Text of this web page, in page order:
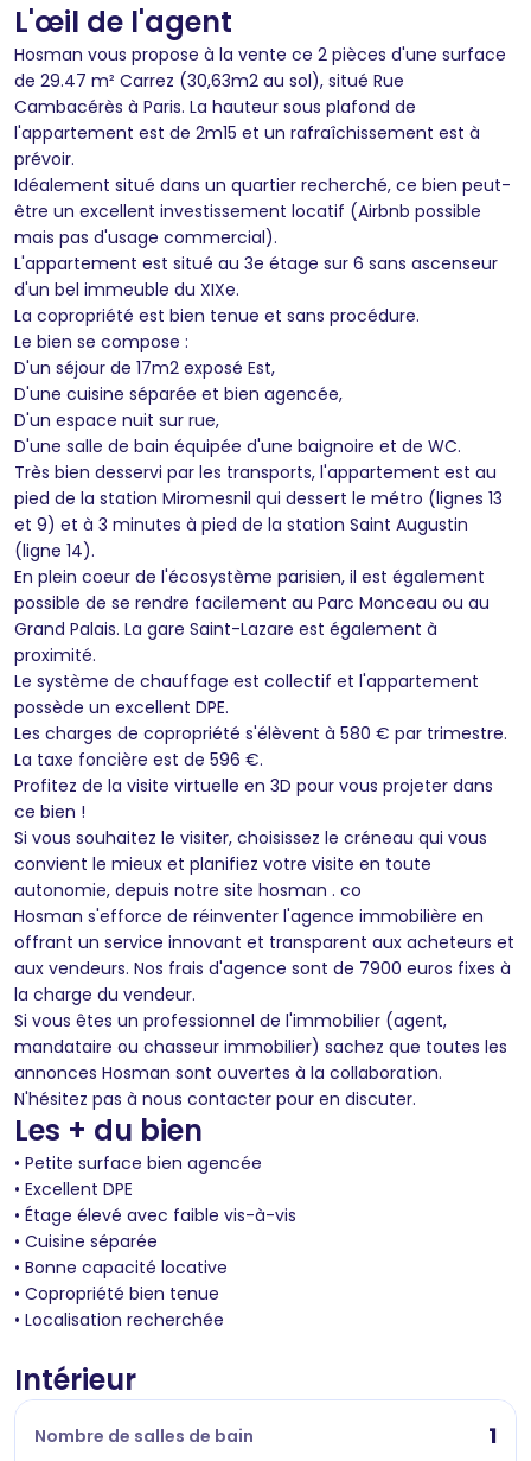
L'œil de l'agent
Hosman vous propose à la vente ce 2 pièces d'une surface
de 29.47 m² Carrez (30,63m2 au sol), situé Rue
Cambacérès à Paris. La hauteur sous plafond de
l'appartement est de 2m15 et un rafraîchissement est à
prévoir.
Idéalement situé dans un quartier recherché, ce bien peut-
être un excellent investissement locatif (Airbnb possible
mais pas d'usage commercial).
L'appartement est situé au 3e étage sur 6 sans ascenseur
d'un bel immeuble du XIXe.
La copropriété est bien tenue et sans procédure.
Le bien se compose :
D'un séjour de 17m2 exposé Est,
D'une cuisine séparée et bien agencée,
D'un espace nuit sur rue,
D'une salle de bain équipée d'une baignoire et de WC.
Très bien desservi par les transports, l'appartement est au
pied de la station Miromesnil qui dessert le métro (lignes 13
et 9) et à 3 minutes à pied de la station Saint Augustin
(ligne 14).
En plein coeur de l'écosystème parisien, il est également
possible de se rendre facilement au Parc Monceau ou au
Grand Palais. La gare Saint-Lazare est également à
proximité.
Le système de chauffage est collectif et l'appartement
possède un excellent DPE.
Les charges de copropriété s'élèvent à 580 € par trimestre.
La taxe foncière est de 596 €.
Profitez de la visite virtuelle en 3D pour vous projeter dans
ce bien !
Si vous souhaitez le visiter, choisissez le créneau qui vous
convient le mieux et planifiez votre visite en toute
autonomie, depuis notre site hosman . co
Hosman s'efforce de réinventer l'agence immobilière en
offrant un service innovant et transparent aux acheteurs et
aux vendeurs. Nos frais d'agence sont de 7900 euros fixes à
la charge du vendeur.
Si vous êtes un professionnel de l'immobilier (agent,
mandataire ou chasseur immobilier) sachez que toutes les
annonces Hosman sont ouvertes à la collaboration.
N'hésitez pas à nous contacter pour en discuter.
Les + du bien
• Petite surface bien agencée
• Excellent DPE
• Étage élevé avec faible vis-à-vis
• Cuisine séparée
• Bonne capacité locative
• Copropriété bien tenue
• Localisation recherchée
Intérieur
Nombre de salles de bain 1